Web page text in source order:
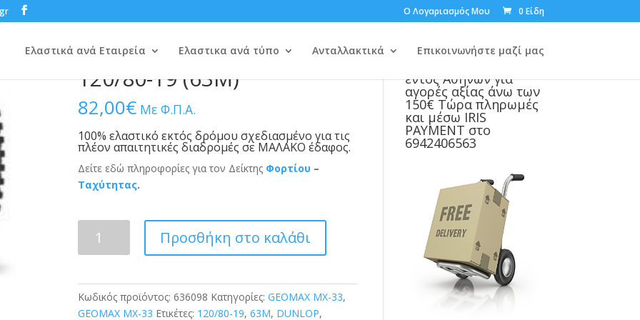
Ο Λογαριασμός Μου 0 Είδη
Ελαστικά ανά Εταιρεία Ελαστικα ανά τύπο Ανταλλακτικά Επικοινωνήστε μαζί μας
OFF-ROAD
DUNLOP GEOMAX MX-33
120/80-19 (63M)
82,00€ Με Φ.Π.Α.
100% ελαστικό εκτός δρόμου σχεδιασμένο για τις
πλέον απαιτητικές διαδρομές σε ΜΑΛΑΚΟ έδαφος.
Δείτε εδώ πληροφορίες για τον Δείκτης Φορτίου –
Ταχύτητας.
GEOMAX
120/80-
19
Προσθήκη στο καλάθι
Κωδικός προϊόντος:636098 Κατηγορίες:GEOMAX MX-33,
GEOMAX MX-33 Ετικέτες: 120/80-19,63M, DUNLOP,
εντός Αθηνών για
αγορές αξίας άνω των
150€ Τώρα πληρωμές
και μέσω IRIS
PAYMENT στο
6942406563